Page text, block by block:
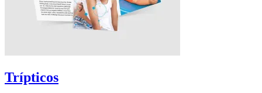
Trípticos